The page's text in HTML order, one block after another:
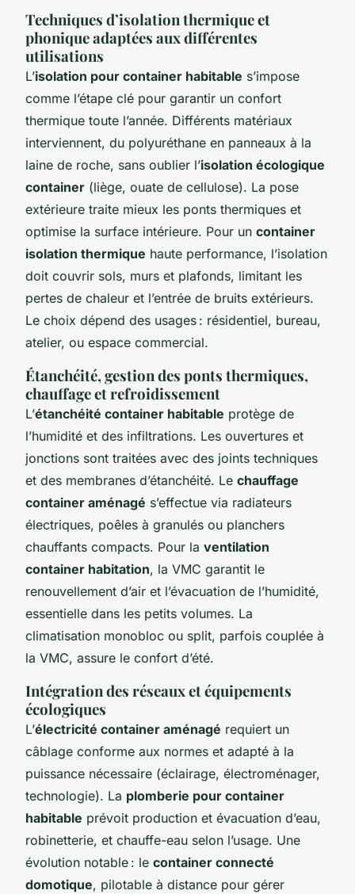
Techniques d’isolation thermique et
phonique adaptées aux différentes
utilisations
L’isolation pour container habitable s’impose
comme l’étape clé pour garantir un confort
thermique toute l’année. Différents matériaux
interviennent, du polyuréthane en panneaux à la
laine de roche, sans oublier l’isolation écologique
container (liège, ouate de cellulose). La pose
extérieure traite mieux les ponts thermiques et
optimise la surface intérieure. Pour un container
isolation thermique haute performance, l’isolation
doit couvrir sols, murs et plafonds, limitant les
pertes de chaleur et l’entrée de bruits extérieurs.
Le choix dépend des usages : résidentiel, bureau,
atelier, ou espace commercial.
Étanchéité, gestion des ponts thermiques,
chauffage et refroidissement
L’étanchéité container habitable protège de
l’humidité et des infiltrations. Les ouvertures et
jonctions sont traitées avec des joints techniques
et des membranes d’étanchéité. Le chauffage
container aménagé s’effectue via radiateurs
électriques, poêles à granulés ou planchers
chauffants compacts. Pour la ventilation
container habitation, la VMC garantit le
renouvellement d’air et l’évacuation de l’humidité,
essentielle dans les petits volumes. La
climatisation monobloc ou split, parfois couplée à
la VMC, assure le confort d’été.
Intégration des réseaux et équipements
écologiques
L’électricité container aménagé requiert un
câblage conforme aux normes et adapté à la
puissance nécessaire (éclairage, électroménager,
technologie). La plomberie pour container
habitable prévoit production et évacuation d’eau,
robinetterie, et chauffe-eau selon l’usage. Une
évolution notable : le container connecté
domotique, pilotable à distance pour gérer